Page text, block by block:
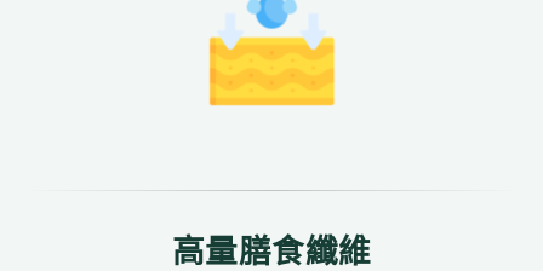
高量膳食纖維